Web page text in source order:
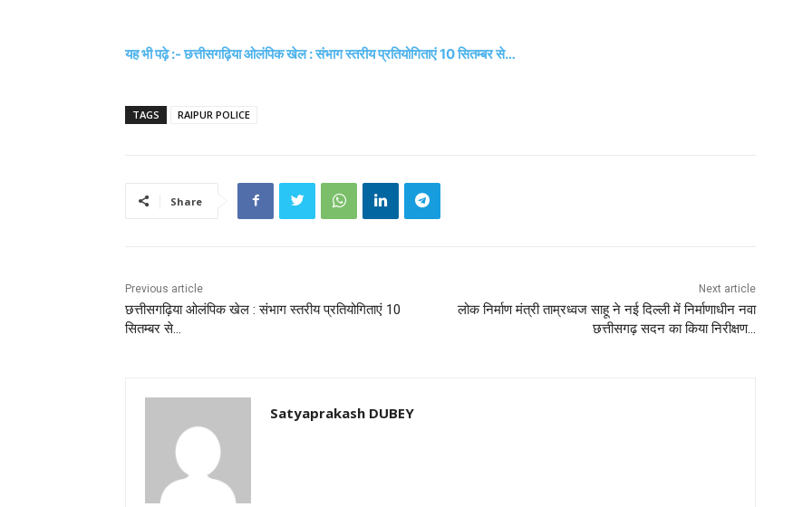
यह भी पढ़े :- छत्तीसगढ़िया ओलंपिक खेल : संभाग स्तरीय प्रतियोगिताएं 10 सितम्बर से…
TAGS RAIPUR POLICE
Share
Previous article
छत्तीसगढ़िया ओलंपिक खेल : संभाग स्तरीय प्रतियोगिताएं 10
सितम्बर से…
Next article
लोक निर्माण मंत्री ताम्रध्वज साहू ने नई दिल्ली में निर्माणाधीन नवा
छत्तीसगढ़ सदन का किया निरीक्षण…
Satyaprakash DUBEY